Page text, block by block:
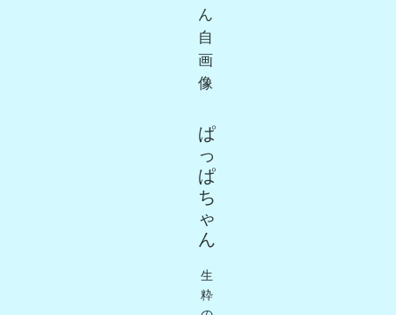
ぱ
っ
ぱ
ち
ゃ
ん
生
粋